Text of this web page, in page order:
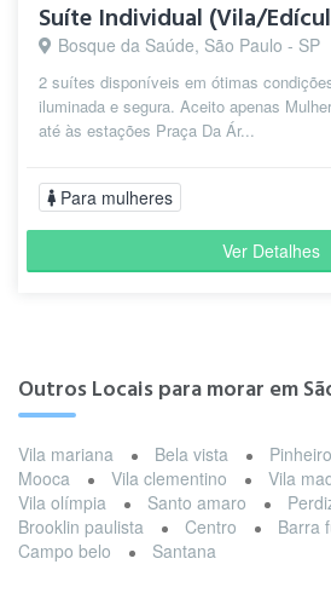
Bosque da Saúde, São Paulo - SP
2 suítes disponíveis em ótimas
iluminada e segura. Aceito apenas
até às estações Praça Da Ár...
Para mulheres
Ver Detalhes
Outros Locais para morar em
Vila mariana Bela vista
Mooca
Vila clementino
Vila
Vila olímpia
Santo amaro
Brooklin paulista
Centro
Barra
Campo belo
Santana